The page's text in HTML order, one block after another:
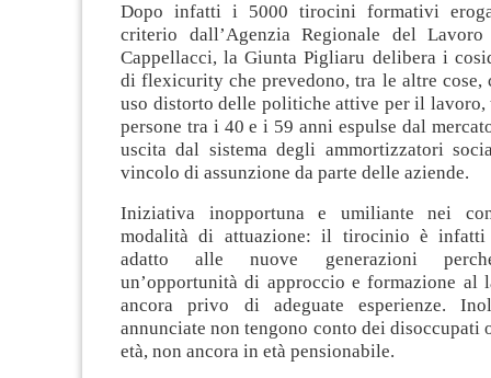
Dopo infatti i 5000 tirocini formativi
criterio dall’Agenzia Regionale del
Cappellacci, la Giunta Pigliaru delibera i
di flexicurity che prevedono, tra le altre cose,
uso distorto delle politiche attive per il
persone tra i 40 e i 59 anni espulse dal
uscita dal sistema degli ammortizzatori
vincolo di assunzione da parte delle aziende.
Iniziativa inopportuna e umiliante nei
modalità di attuazione: il tirocinio è infatti
adatto alle nuove generazioni
un’opportunità di approccio e formazione al
ancora privo di adeguate esperienze.
annunciate non tengono conto dei disoccupati
età, non ancora in età pensionabile.